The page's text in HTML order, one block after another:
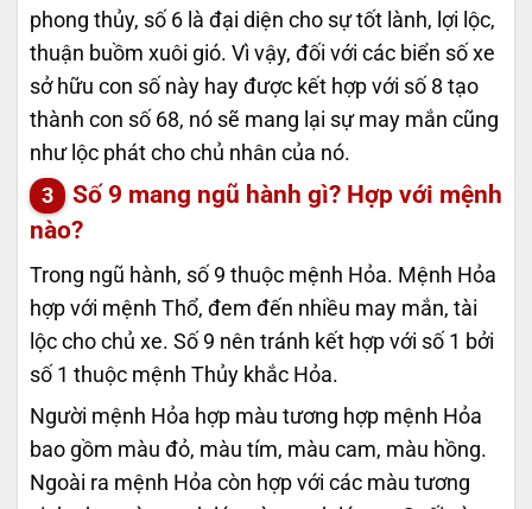
phong thủy, số 6 là đại diện cho sự tốt lành, lợi lộc,
thuận buồm xuôi gió. Vì vậy, đối với các biển số xe
sở hữu con số này hay được kết hợp với số 8 tạo
thành con số 68, nó sẽ mang lại sự may mắn cũng
như lộc phát cho chủ nhân của nó.
Số 9 mang ngũ hành gì? Hợp với mệnh
nào?
Trong ngũ hành, số 9 thuộc mệnh Hỏa. Mệnh Hỏa
hợp với mệnh Thổ, đem đến nhiều may mắn, tài
lộc cho chủ xe. Số 9 nên tránh kết hợp với số 1 bởi
số 1 thuộc mệnh Thủy khắc Hỏa.
Người mệnh Hỏa hợp màu tương hợp mệnh Hỏa
bao gồm màu đỏ, màu tím, màu cam, màu hồng.
Ngoài ra mệnh Hỏa còn hợp với các màu tương